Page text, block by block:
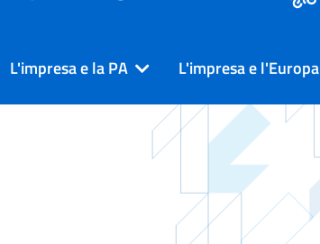
L'impresa e la PA L'impresa e l'Europa